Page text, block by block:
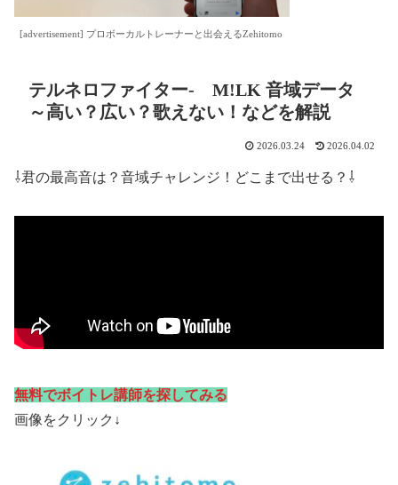
[advertisement] プロボーカルトレーナーと出会えるZehitomo
テルネロファイター- M!LK 音域データ
～高い？広い？歌えない！などを解説
2026.03.24 2026.04.02
⇩君の最高音は？音域チャレンジ！どこまで出せる？⇩
無料でボイトレ講師を探してみる
画像をクリック↓